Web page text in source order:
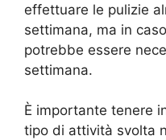
effettuare le pulizie
settimana, ma in
potrebbe essere
settimana.
È importante tenere
tipo di attività svolta